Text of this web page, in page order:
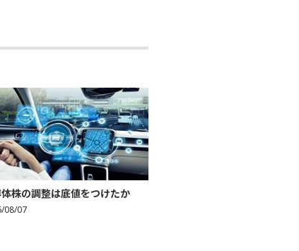
株の調整は底値をつけたか
08/07